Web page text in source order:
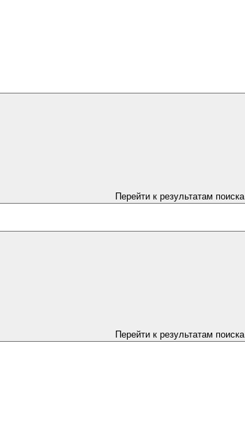
Перейти к результатам поиска
Перейти к результатам поиска